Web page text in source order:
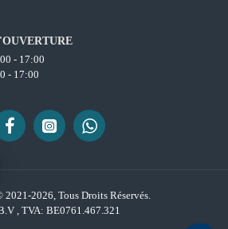
- 17:00
- 17:00
2026, Tous Droits Réservés.
, TVA: BE0761.467.321